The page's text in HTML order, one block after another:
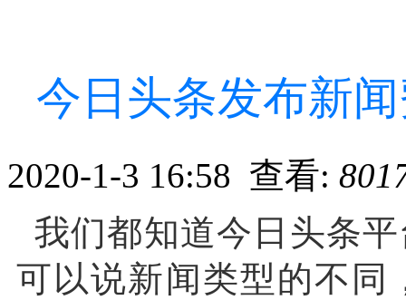
今日头条发布新
2020-1-3 16:58 查看:
我们都知道今日头条
可以说新闻类型的不同